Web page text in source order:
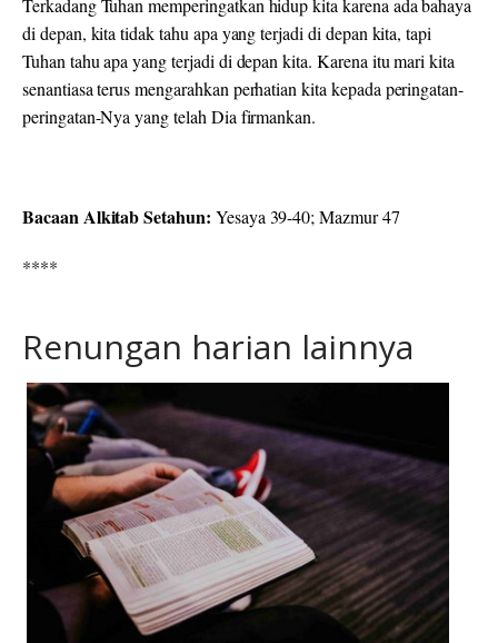
Terkadang Tuhan memperingatkan hidup kita karena ada bahaya
di depan, kita tidak tahu apa yang terjadi di depan kita, tapi
Tuhan tahu apa yang terjadi di depan kita. Karena itu mari kita
senantiasa terus mengarahkan perhatian kita kepada peringatan-
peringatan-Nya yang telah Dia firmankan.
Bacaan Alkitab Setahun: Yesaya 39-40; Mazmur 47
****
Renungan harian lainnya